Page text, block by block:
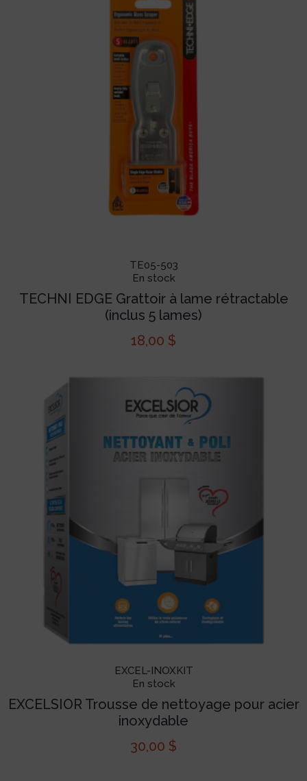
TE05-503
En stock
TECHNI EDGE Grattoir à lame rétractable
(inclus 5 lames)
18,00 $
EXCEL-INOXKIT
En stock
EXCELSIOR Trousse de nettoyage pour acier
inoxydable
30,00 $